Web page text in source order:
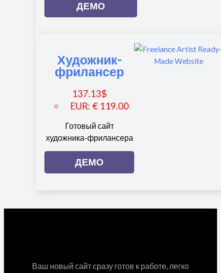
ДЕМО
Художник-
фрилансер
137.13$
EUR: € 119.00
Готовый сайт
художника-фрилансера
ДЕМО
Ваш новый сайт сразу готов к работе, легко